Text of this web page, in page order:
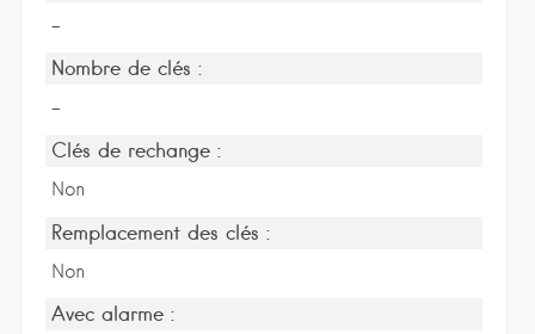
-
Nombre de clés :
-
Clés de rechange :
Non
Remplacement des clés :
Non
Avec alarme :